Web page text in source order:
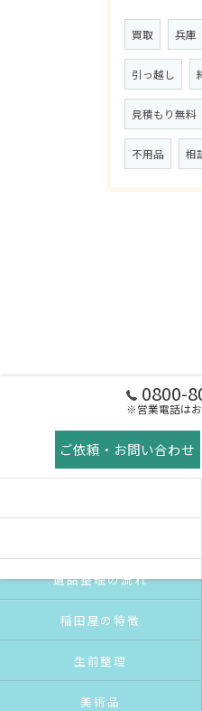
買取 兵庫
引っ越し
見積もり無料
不用品 相
0800-
※営業電話は
ご依頼・お問い合わせ
遺品整理の流れ
稲田屋の特徴
生前整理
美術品